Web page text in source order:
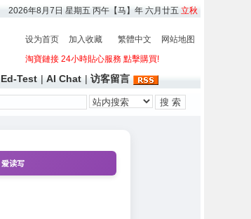
2026年8月7日 星期五 丙午【马】年 六月廿五 立秋
设为首页 加入收藏 繁體中文
网站地图
淘寶鏈接 24小時貼心服務 點擊購買!
Ed-Test | AI Chat | 访客留言